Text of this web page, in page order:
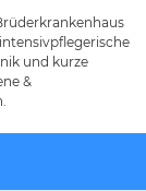
und kurze
&